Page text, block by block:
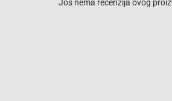
Još nema recenzija ovog